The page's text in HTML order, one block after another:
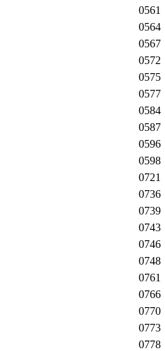
0561
0564
0567
0572
0575
0577
0584
0587
0596
0598
0721
0736
0739
0743
0746
0748
0761
0766
0770
0773
0778